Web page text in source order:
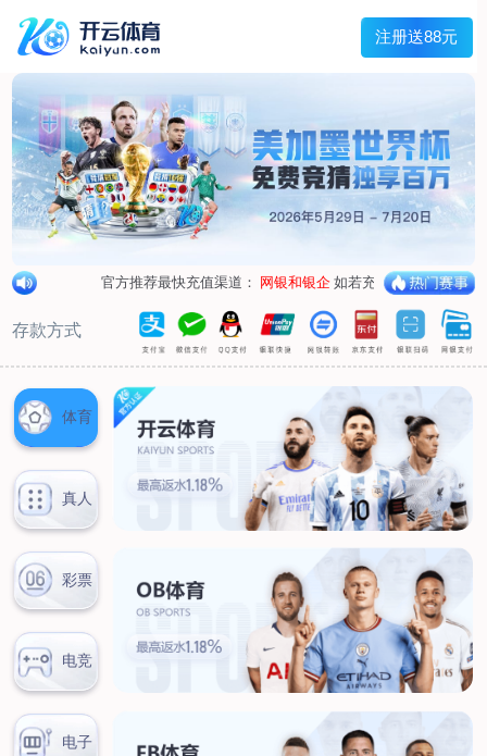
首页
关于我们
荣誉资质
合作伙伴
产品中心
烤箱纸
蜡纸
防油纸
糖果包装纸
汉堡包装纸
包肉纸
吸油纸
新闻展示
公司新闻
行业资讯
联系我们
联系方式
客户留言